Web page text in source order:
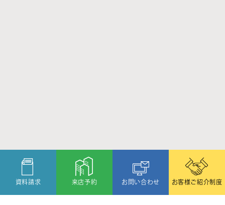
資料請求 来店予約 お問い合わせ お客様ご紹介制度